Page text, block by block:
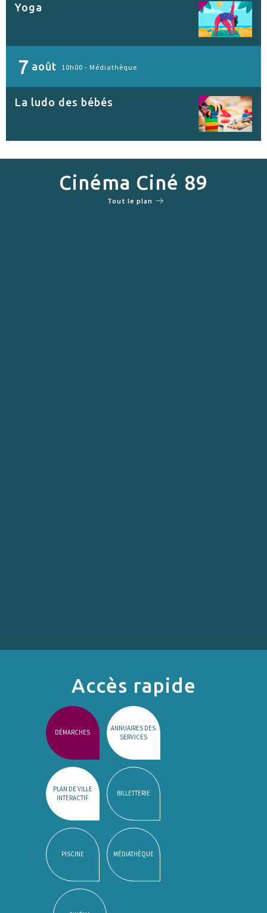
Yoga
7 août 10h00 - Médiathèque
La ludo des bébés
Cinéma Ciné 89
Tout le plan
Accès rapide
DÉMARCHES
ANNUAIRES DES
SERVICES
PLAN DE VILLE
INTERACTIF
BILLETTERIE
PISCINE MÉDIATHÈQUE